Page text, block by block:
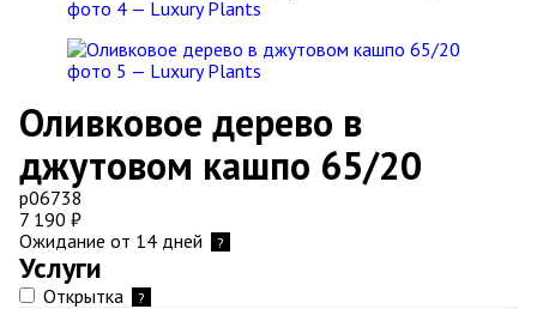
Оливковое дерево в
джутовом кашпо 65/20
р06738
7 190 ₽
Ожидание от 14 дней
?
Услуги
Открытка ?